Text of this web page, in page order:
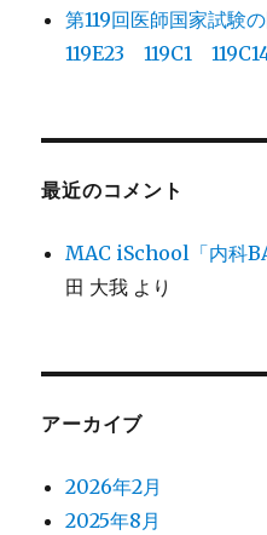
第119回医師国家試験
119E23 119C1
最近のコメント
MAC iSchool「内科
田 大我 より
アーカイブ
2026年2月
2025年8月